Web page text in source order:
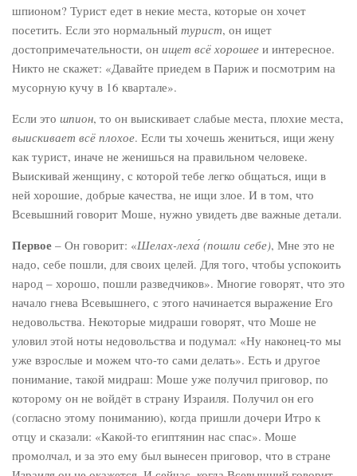
шпионом? Турист едет в некие места, которые он хочет
посетить. Если это нормальный турист, он ищет
достопримечательности, он ищет всё хорошее и интересное.
Никто не скажет: «Давайте приедем в Париж и посмотрим на
мусорную кучу в 16 квартале».
Если это шпион, то он выискивает слабые места, плохие места,
выискивает всё плохое. Если ты хочешь жениться, ищи жену
как турист, иначе не женишься на правильном человеке.
Выискивай женщину, с которой тебе легко общаться, ищи в
ней хорошие, добрые качества, не ищи злое. И в том, что
Всевышний говорит Моше, нужно увидеть две важные детали.
Первое – Он говорит: «Шелах-леха́ (пошли себе), Мне это не
надо, себе пошли, для своих целей. Для того, чтобы успокоить
народ – хорошо, пошли разведчиков». Многие говорят, что это
начало гнева Всевышнего, с этого начинается выражение Его
недовольства. Некоторые мидраши говорят, что Моше не
уловил этой ноты недовольства и подумал: «Ну наконец-то мы
уже взрослые и можем что-то сами делать». Есть и другое
понимание, такой мидраш: Моше уже получил приговор, по
которому он не войдёт в страну Израиля. Получил он его
(согласно этому пониманию), когда пришли дочери Итро к
отцу и сказали: «Какой-то египтянин нас спас». Моше
промолчал, и за это ему был вынесен приговор, что в стране